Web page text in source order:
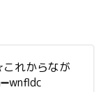
れからなが